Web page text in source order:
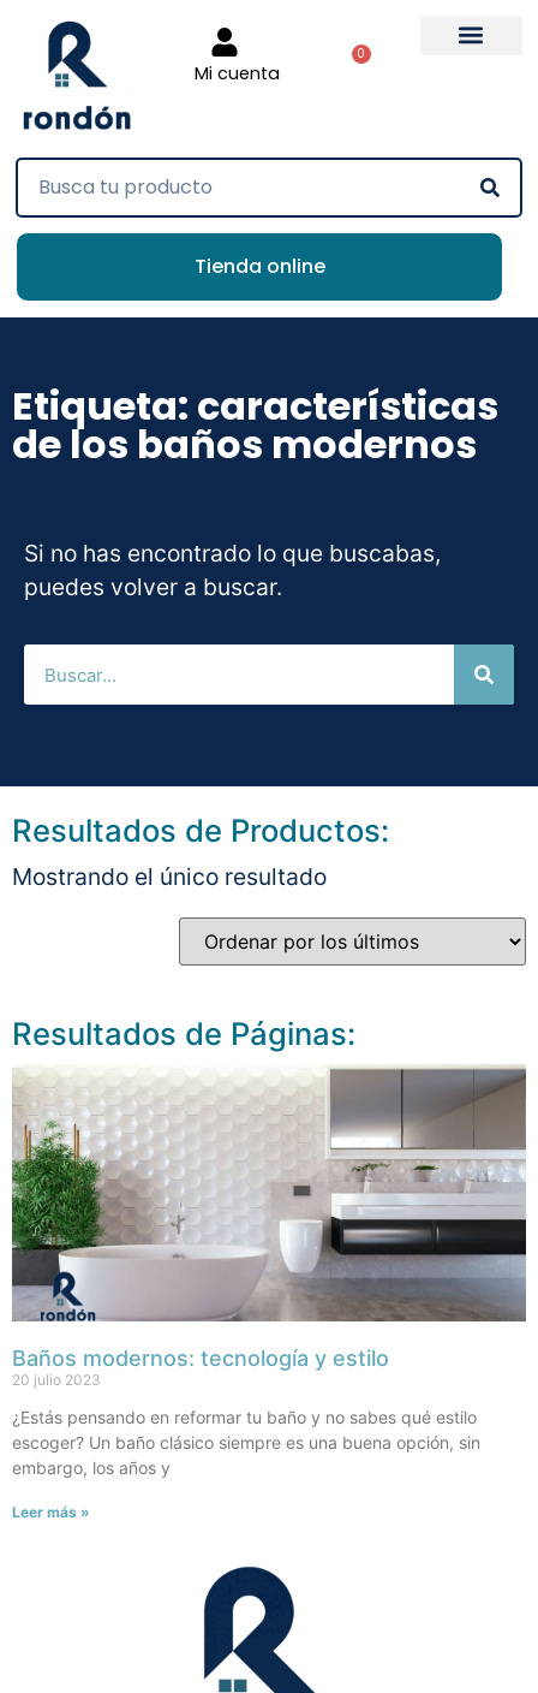
Mi cuenta
0
Tienda online
Etiqueta: características
de los baños modernos
Si no has encontrado lo que buscabas,
puedes volver a buscar.
Resultados de Productos:
Mostrando el único resultado
Resultados de Páginas:
Baños modernos: tecnología y estilo
20 julio 2023
¿Estás pensando en reformar tu baño y no sabes qué estilo
escoger? Un baño clásico siempre es una buena opción, sin
embargo, los años y
Leer más »